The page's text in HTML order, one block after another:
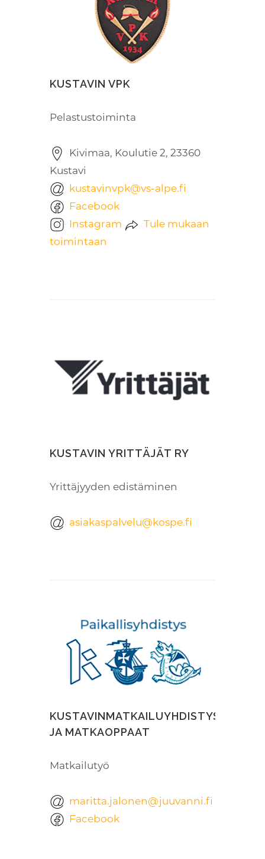
KUSTAVIN VPK
Pelastustoiminta
Kivimaa, Koulutie 2, 23360
Kustavi
kustavinvpk@vs-alpe.fi
Facebook
Instagram
Tule mukaan
toimintaan
KUSTAVIN YRITTÄJÄT RY
Yrittäjyyden edistäminen
asiakaspalvelu@kospe.fi
KUSTAVINMATKAILUYHDISTYS
JA MATKAOPPAAT
Matkailutyö
maritta.jalonen@juuvanni.fi
Facebook